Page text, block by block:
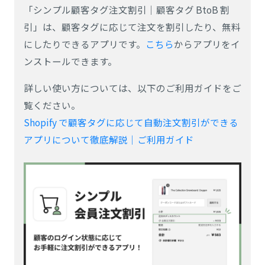
「シンプル顧客タグ注文割引｜顧客タグ BtoB 割
引」は、顧客タグに応じて注文を割引したり、無料
にしたりできるアプリです。 こちらからアプリをイ
ンストールできます。
詳しい使い方については、以下のご利用ガイドをご
覧ください。
Shopify で顧客タグに応じて自動注文割引ができる
アプリについて徹底解説｜ご利用ガイド